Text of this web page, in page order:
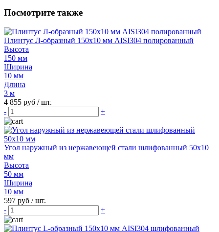
Посмотрите также
Плинтус Л-образный 150х10 мм AISI304 полированный
Высота
150 мм
Ширина
10 мм
Длина
3 м
4 855 руб / шт.
-
+
Угол наружный из нержавеющей стали шлифованный 50х10
мм
Высота
50 мм
Ширина
10 мм
597 руб / шт.
-
+